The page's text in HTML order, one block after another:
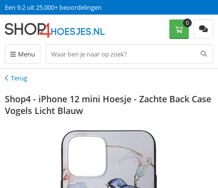
Een 9.2 uit 25.000+ beoordelingen
Menu
0
Terug
Terug
Shop4 - iPhone 12 mini Hoesje - Zachte Back Case
Vogels Licht Blauw